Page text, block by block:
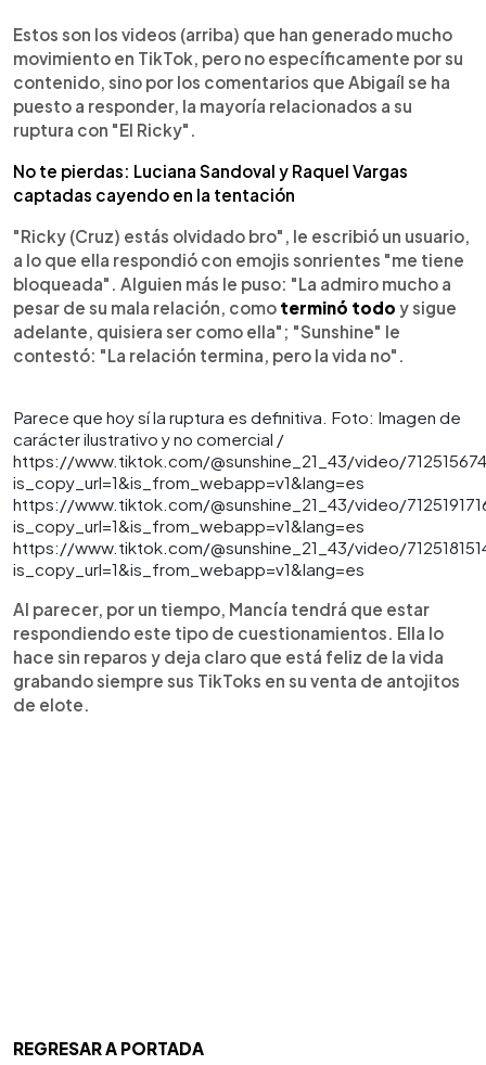
Estos son los videos (arriba) que han generado mucho
movimiento en TikTok, pero no específicamente por su
contenido, sino por los comentarios que Abigaíl se ha
puesto a responder, la mayoría relacionados a su
ruptura con "El Ricky".
No te pierdas: Luciana Sandoval y Raquel Vargas
captadas cayendo en la tentación
"Ricky (Cruz) estás olvidado bro", le escribió un usuario,
a lo que ella respondió con emojis sonrientes "me tiene
bloqueada". Alguien más le puso: "La admiro mucho a
pesar de su mala relación, como terminó todo y sigue
adelante, quisiera ser como ella"; "Sunshine" le
contestó: "La relación termina, pero la vida no".
Parece que hoy sí la ruptura es definitiva. Foto: Imagen de
carácter ilustrativo y no comercial /
https://www.tiktok.com/@sunshine_21_43/video/
is_copy_url=1&is_from_webapp=v1&lang=es
https://www.tiktok.com/@sunshine_21_43/video/
is_copy_url=1&is_from_webapp=v1&lang=es
https://www.tiktok.com/@sunshine_21_43/video/
is_copy_url=1&is_from_webapp=v1&lang=es
Al parecer, por un tiempo, Mancía tendrá que estar
respondiendo este tipo de cuestionamientos. Ella lo
hace sin reparos y deja claro que está feliz de la vida
grabando siempre sus TikToks en su venta de antojitos
de elote.
REGRESAR A PORTADA